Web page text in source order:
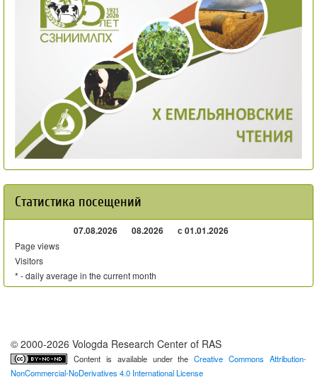
Статистика посещений
07.08.2026 08.2026 с 01.01.2026
Page views
Visitors
* - daily average in the current month
© 2000-2026 Vologda Research Center of RAS
Content is available under theCreative Commons Attribution-
NonCommercial-NoDerivatives 4.0 International License